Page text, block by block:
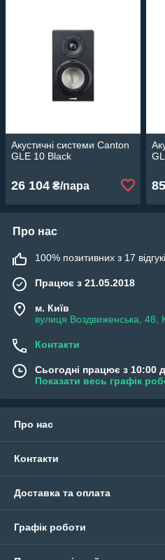
Акустичні системи Canton
GLE 10 Black
26 104 ₴/пара
Про нас
100% позитивних з 17
Працює з 21.05.2018
м. Київ
вулиця Воздвиженська, 48,
Контакти
Сьогодні працює з 10:00
Показати весь графік
Про нас
Контакти
Доставка та оплата
Графік роботи